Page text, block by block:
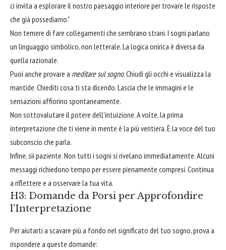
ci invita a esplorare il nostro paesaggio interiore per trovare le risposte
che già possediamo."
Non temere di fare collegamenti che sembrano strani. I sogni parlano
un linguaggio simbolico, non letterale. La logica onirica è diversa da
quella razionale.
Puoi anche provare a meditare sul sogno. Chiudi gli occhi e visualizza la
mantide. Chiediti cosa ti sta dicendo. Lascia che le immagini e le
sensazioni affiorino spontaneamente.
Non sottovalutare il potere dell'intuizione. A volte, la prima
interpretazione che ti viene in mente è la più veritiera. È la voce del tuo
subconscio che parla.
Infine, sii paziente. Non tutti i sogni si rivelano immediatamente. Alcuni
messaggi richiedono tempo per essere pienamente compresi. Continua
a riflettere e a osservare la tua vita.
H3: Domande da Porsi per Approfondire
l'Interpretazione
Per aiutarti a scavare più a fondo nel significato del tuo sogno, prova a
rispondere a queste domande: